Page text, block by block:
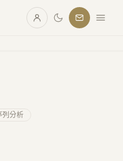
列分析